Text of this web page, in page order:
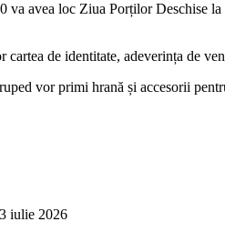
avea loc Ziua Porților Deschise
de identitate, adeverința de
vor primi hrană și accesorii
iulie 2026